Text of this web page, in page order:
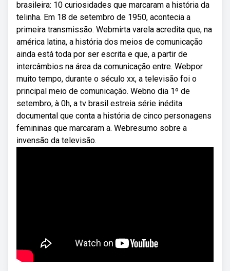
brasileira: 10 curiosidades que marcaram a história da
telinha. Em 18 de setembro de 1950, acontecia a
primeira transmissão. Webmirta varela acredita que, na
américa latina, a história dos meios de comunicação
ainda está toda por ser escrita e que, a partir de
intercâmbios na área da comunicação entre. Webpor
muito tempo, durante o século xx, a televisão foi o
principal meio de comunicação. Webno dia 1º de
setembro, à 0h, a tv brasil estreia série inédita
documental que conta a história de cinco personagens
femininas que marcaram a. Webresumo sobre a
invensão da televisão.